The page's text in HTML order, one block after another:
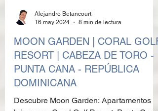
Alejandro Betancourt
16 may 2024
8 min de lectura
MOON GARDEN | CORAL GOLF
PUNTA CANA - REPÚBLICA